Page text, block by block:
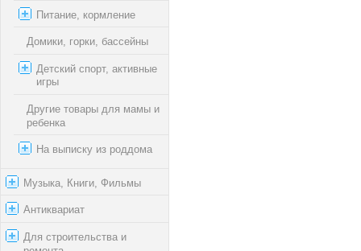
Питание, кормление
Домики, горки, бассейны
Детский спорт, активные
игры
Другие товары для мамы и
ребенка
На выписку из роддома
Музыка, Книги, Фильмы
Антиквариат
Для строительства и